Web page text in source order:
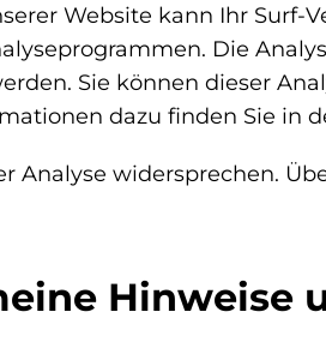
Website kann Ihr
Die
Sie können dieser
dazu finden Sie in
Analyse widersprechen.
Hinweise